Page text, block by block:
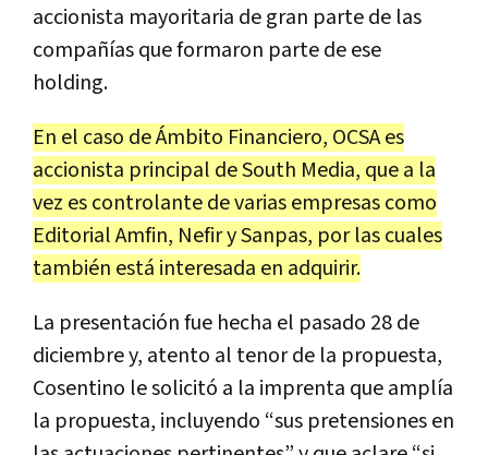
accionista mayoritaria de gran parte de las
compañías que formaron parte de ese
holding.
En el caso de Ámbito Financiero, OCSA es
accionista principal de South Media, que a la
vez es controlante de varias empresas como
Editorial Amfin, Nefir y Sanpas, por las cuales
también está interesada en adquirir.
La presentación fue hecha el pasado 28 de
diciembre y, atento al tenor de la propuesta,
Cosentino le solicitó a la imprenta que amplía
la propuesta, incluyendo “sus pretensiones en